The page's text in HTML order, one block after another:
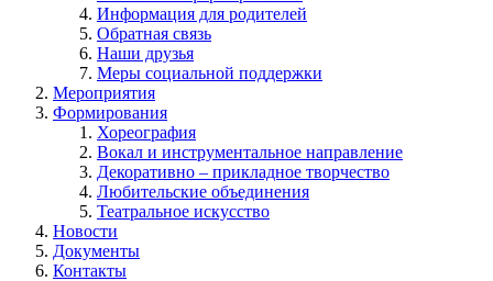
Информация для родителей
Обратная связь
Наши друзья
Меры социальной поддержки
Мероприятия
Формирования
Хореография
Вокал и инструментальное направление
Декоративно – прикладное творчество
Любительские объединения
Театральное искусство
Новости
Документы
Контакты